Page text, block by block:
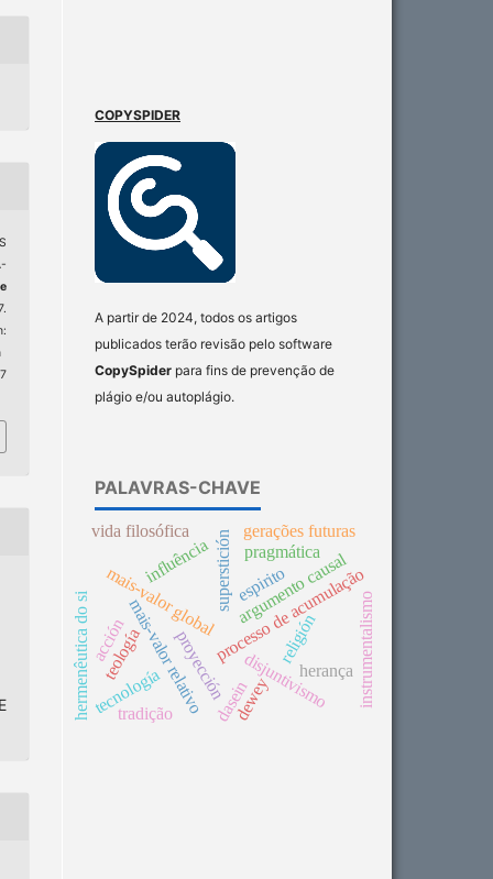
COPYSPIDER
A partir de 2024, todos os artigos
publicados terão revisão pelo software
CopySpider para fins de prevenção de
plágio e/ou autoplágio.
PALAVRAS-CHAVE
argumento causal
superstición
proyección
processo de acumulação
mais-valor global
mais-valor relativo disjuntivismo
religión
tecnología instrumentalismo
dewey
teología
espirito
influência
dasein
herança
tradição
pragmática
hermenêutica do si
gerações futuras
acción
vida filosófica